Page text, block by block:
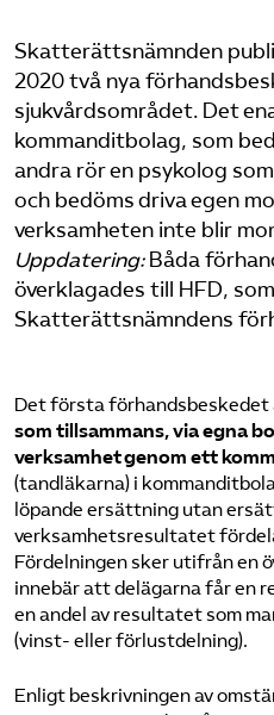
Press
In English
Skatterättsnämnden
2020 två nya
sjukvårdsområdet. Det
kommanditbolag, som
andra rör en psykolog
och bedöms driva egen
verksamheten inte blir
Uppdatering:Båda
överklagades till HFD,
Skatterättsnämndens
Det första förhandsbeskedet
som tillsammans, via egna
verksamhet genom ett
(tandläkarna) i
löpande ersättning utan
verksamhetsresultatet
Fördelningen sker utifrån en
innebär att delägarna får en
en andel av resultatet som
(vinst- eller förlustdelning).
Enligt beskrivningen av